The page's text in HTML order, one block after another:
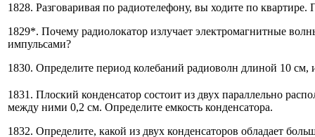
1828. Разговаривая по радиотелефону, вы ходите по
1829*. Почему радиолокатор излучает электромагнитные
импульсами?
1830. Определите период колебаний радиоволн длиной 10 см,
1831. Плоский конденсатор состоит из двух параллельно
между ними 0,2 см. Определите емкость конденсатора.
1832. Определите, какой из двух конденсаторов обладает